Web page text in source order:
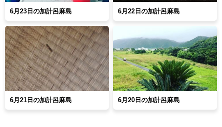
6月23日の加計呂麻島 6月22日の加計呂麻島
6月21日の加計呂麻島 6月20日の加計呂麻島